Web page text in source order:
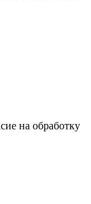
на обработку